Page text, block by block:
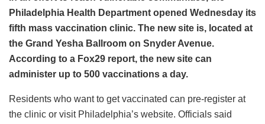
Philadelphia Health Department opened Wednesday its
fifth mass vaccination clinic. The new site is, located at
the Grand Yesha Ballroom on Snyder Avenue.
According to a Fox29 report, the new site can
administer up to 500 vaccinations a day.
Residents who want to get vaccinated can pre-register at
the clinic or visit Philadelphia’s website. Officials said